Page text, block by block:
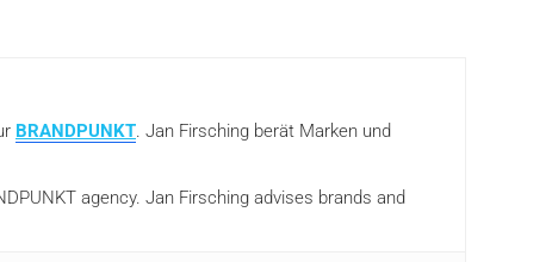
BRANDPUNKT. Jan Firsching berät Marken und
agency. Jan Firsching advises brands and